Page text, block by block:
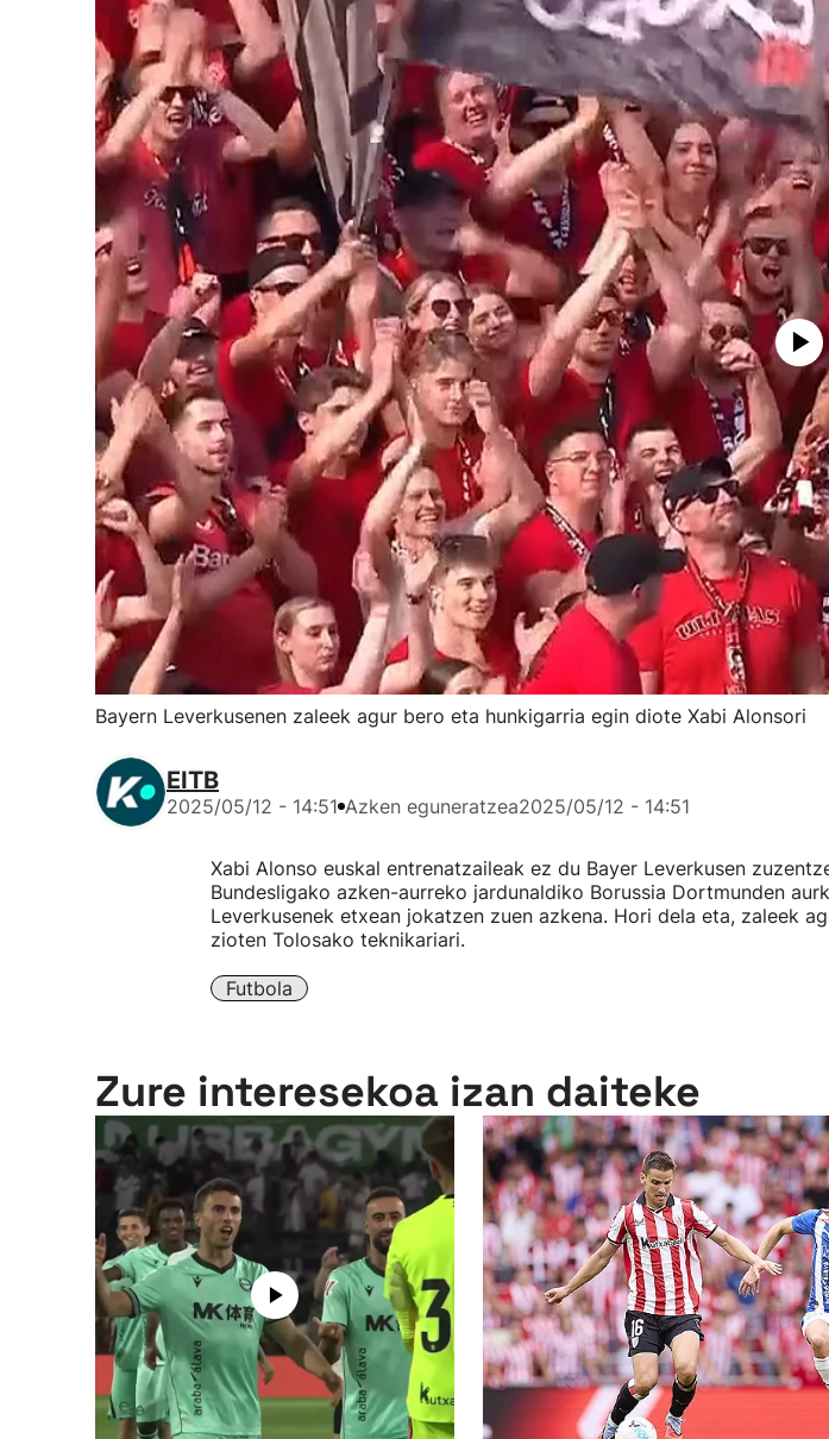
Bayern Leverkusenen zaleek agur bero eta hunkigarria egin diote Xabi Alonsori
EITB
2025/05/12 - 14:51 Azken eguneratzea2025/05/12 - 14:51
Xabi Alonso euskal entrenatzaileak ez du Bayer Leverkusen
Bundesligako azken-aurreko jardunaldiko Borussia Dortmunden
Leverkusenek etxean jokatzen zuen azkena. Hori dela eta, zaleek
zioten Tolosako teknikariari.
Futbola
Zure interesekoa izan daiteke